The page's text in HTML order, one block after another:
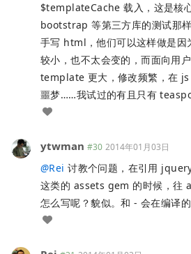
$templateCache 载入，这是核
bootstrap 等第三方库的测试那
手写 html，他们可以这样做是
较小，也不太会变的，而面向用
template 更大，修改频繁，在
噩梦……我试过的有且只有
ytwman #30 2014年01月03日
@Rei 讨教个问题，在引用
这类的 assets gem 的时候，往
怎么写呢？貌似。和 - 会在编译的